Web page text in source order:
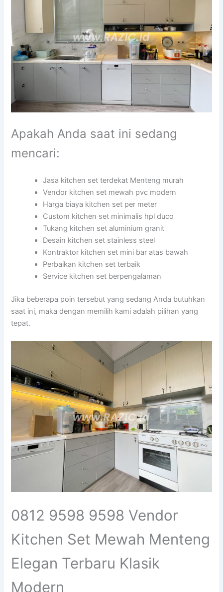
Apakah Anda saat ini sedang
mencari:
Jasa kitchen set terdekat Menteng murah
Vendor kitchen set mewah pvc modern
Harga biaya kitchen set per meter
Custom kitchen set minimalis hpl duco
Tukang kitchen set aluminium granit
Desain kitchen set stainless steel
Kontraktor kitchen set mini bar atas bawah
Perbaikan kitchen set terbaik
Service kitchen set berpengalaman
Jika beberapa poin tersebut yang sedang Anda butuhkan
saat ini, maka dengan memilih kami adalah pilihan yang
tepat.
0812 9598 9598 Vendor
Kitchen Set Mewah Menteng
Elegan Terbaru Klasik
Modern